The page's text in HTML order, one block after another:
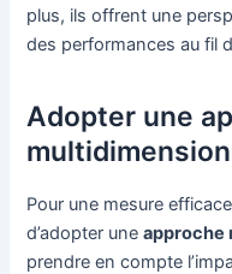
plus, ils offrent une
des performances au fil
Adopter une
Pour une mesure
d’adopter uneapproche
prendre en compte